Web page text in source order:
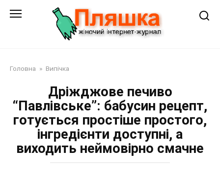
Головна » Випічка
Дріжджове печиво
“Павлівське”: бабусин рецепт,
готується простіше простого,
інгредієнти доступні, а
виходить неймовірно смачне